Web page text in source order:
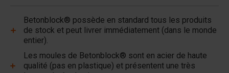
Betonblock® possède en standard tous les produits
de stock et peut livrer immédiatement (dans le monde
entier).
Les moules de Betonblock® sont en acier de haute
qualité (pas en plastique) et présentent une très